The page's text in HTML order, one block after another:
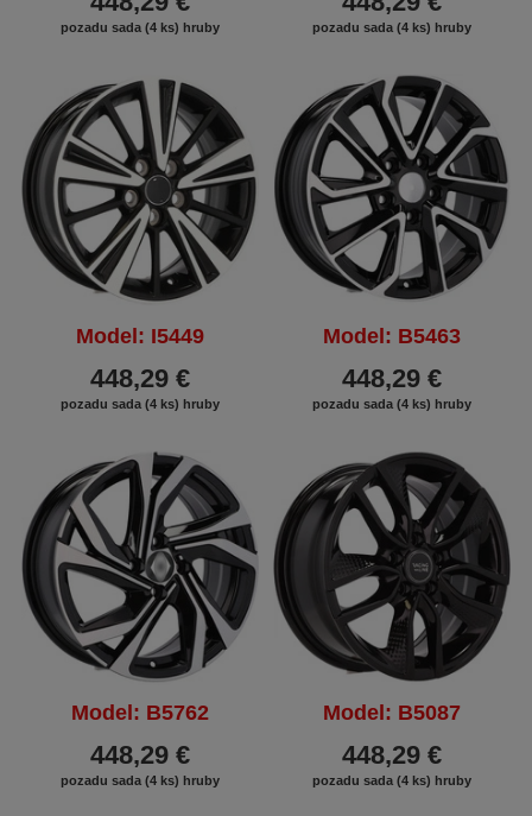
pozadu sada (4 ks) hruby pozadu sada (4 ks) hruby
Model: I5449
448,29 €
pozadu sada (4 ks) hruby
Model: B5463
448,29 €
pozadu sada (4 ks) hruby
Model: B5762
448,29 €
pozadu sada (4 ks) hruby
Model: B5087
448,29 €
pozadu sada (4 ks) hruby